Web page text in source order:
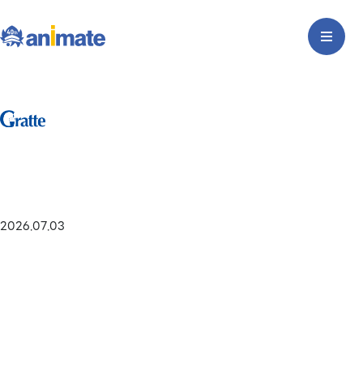
2026.07.03